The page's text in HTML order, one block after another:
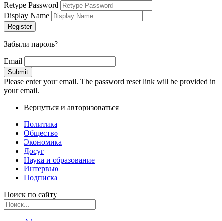
Retype Password
Display Name
Забыли пароль?
Email
Please enter your email. The password reset link will be provided in
your email.
Вернуться и авторизоваться
Политика
Общество
Экономика
Досуг
Наука и образование
Интервью
Подписка
Поиск по сайту